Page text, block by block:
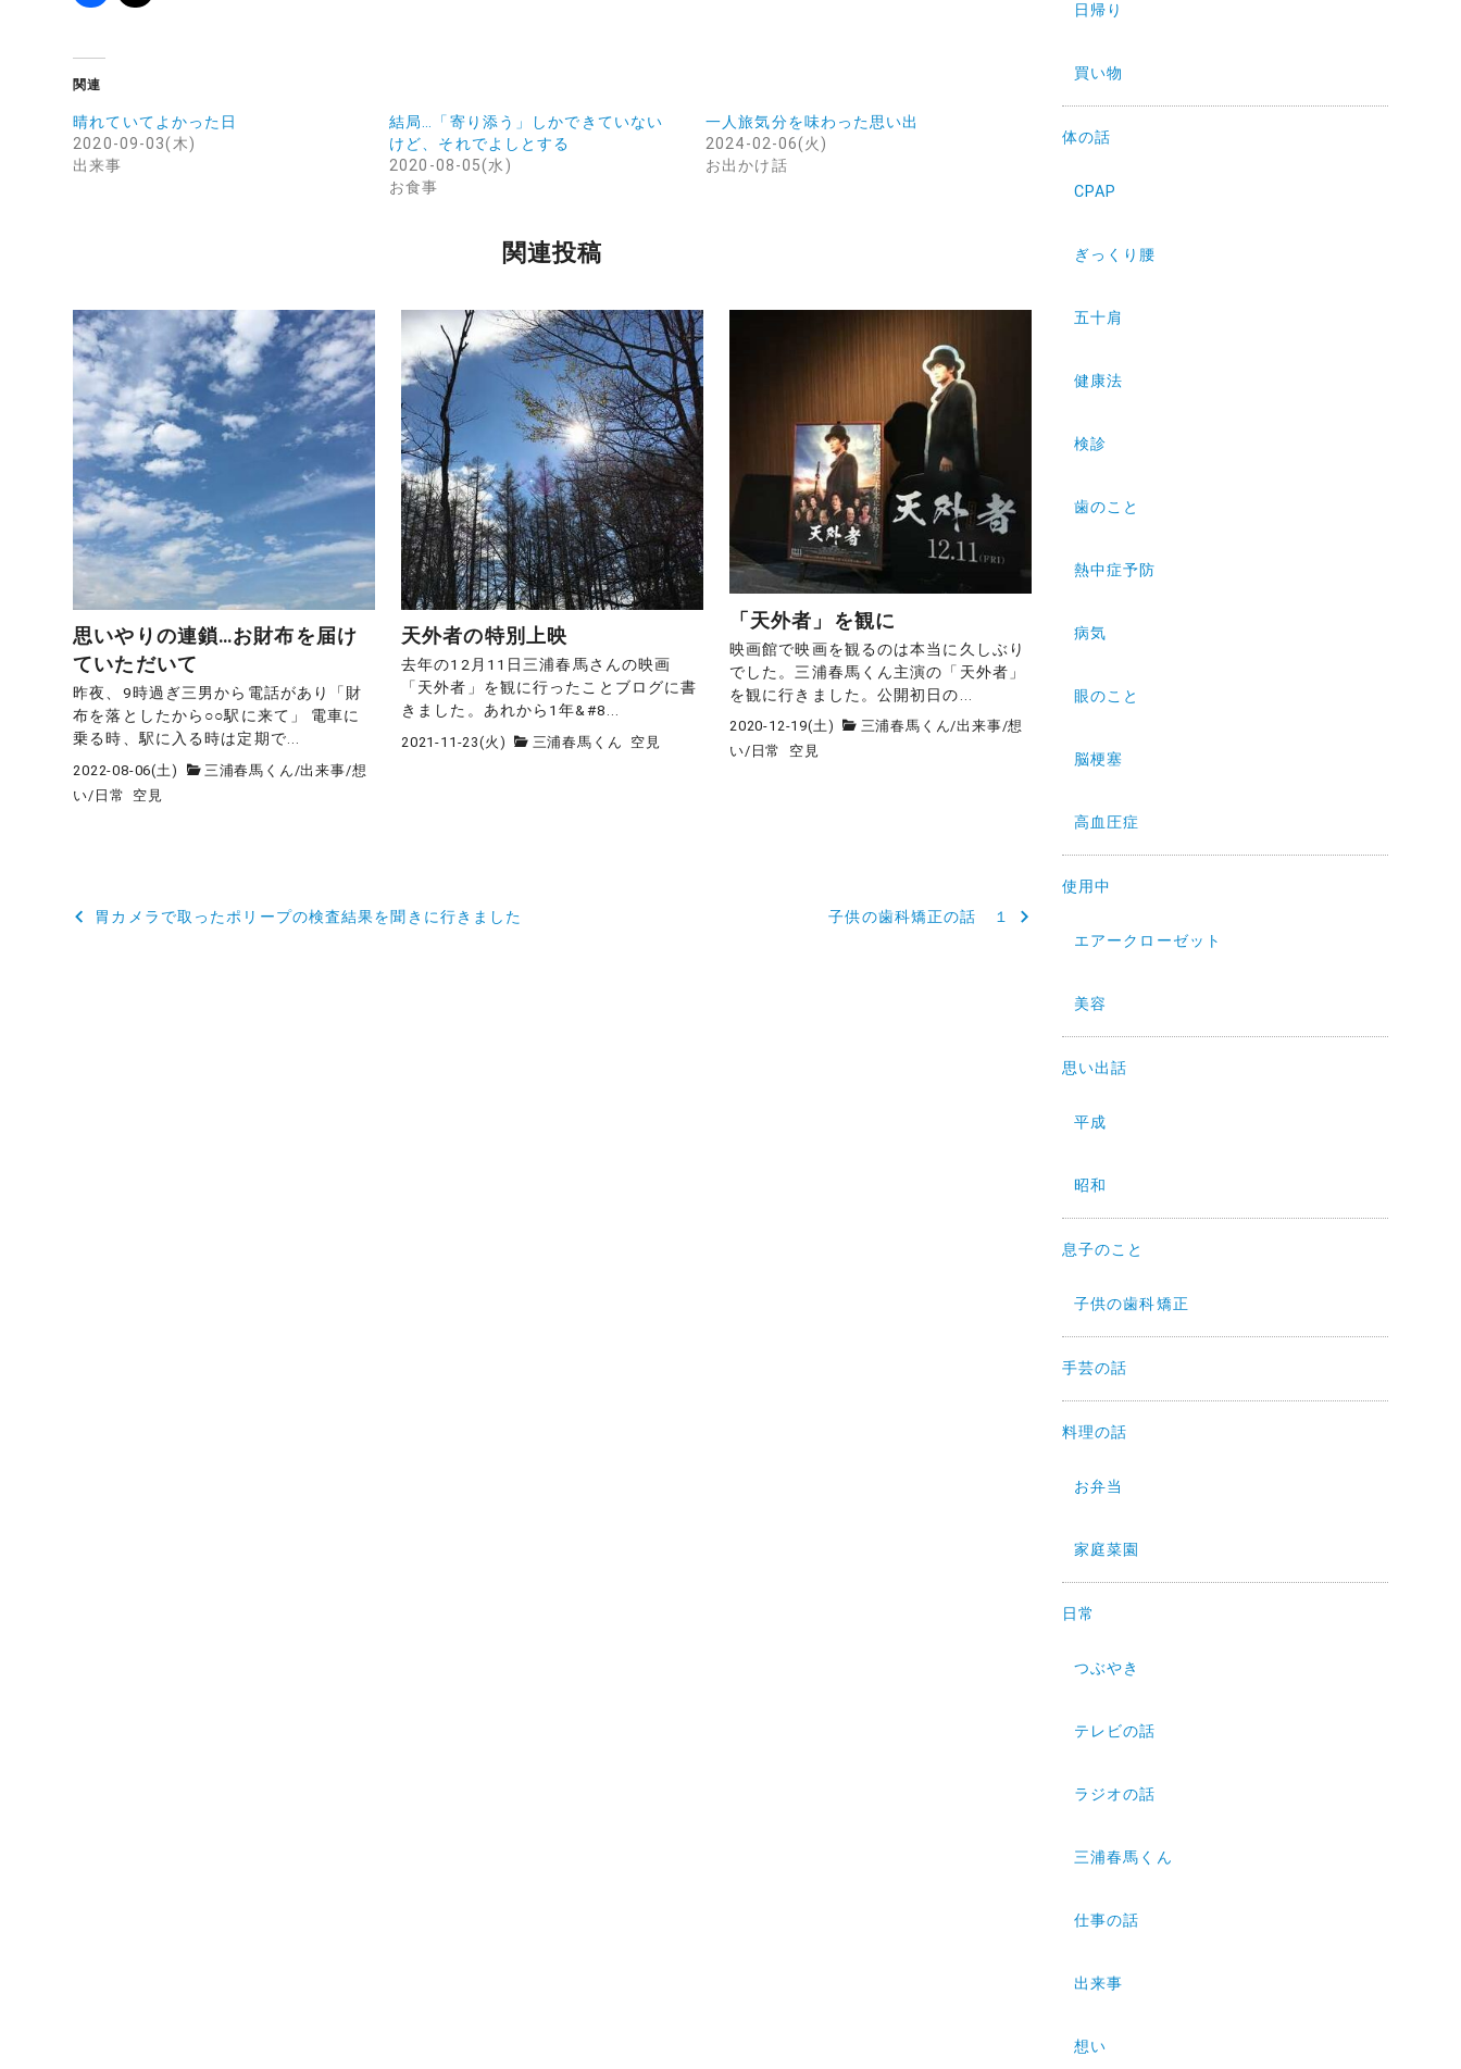
関連
晴れていてよかった日
2020-09-03(木)
出来事
結局…「寄り添う」しかできていない
けど、それでよしとする
2020-08-05(水)
お食事
一人旅気分を味わった思い出
2024-02-06(火)
お出かけ話
関連投稿
思いやりの連鎖…お財布を届け
ていただいて
昨夜、9時過ぎ三男から電話があり「財
布を落としたから○○駅に来て」 電車に
乗る時、駅に入る時は定期で...
2022-08-06(土) 三浦春馬くん /出来事/想
い/ 日常 空見
天外者の特別上映
去年の12月11日三浦春馬さんの映画
「天外者」を観に行ったことブログに書
きました。あれから1年&#8...
2021-11-23(火) 三浦春馬くん 空見
「天外者」を観に
映画館で映画を観るのは本当に久しぶり
でした。三浦春馬くん主演の「天外者」
を観に行きました。公開初日の...
2020-12-19(土) 三浦春馬くん/出来事/想
い/ 日常 空見
投
胃カメラで取ったポリープの検査結果を聞きに行きました 子供の歯科矯正の話 １
日帰り
買い物
体の話
CPAP
ぎっくり腰
五十肩
健康法
検診
歯のこと
熱中症予防
病気
眼のこと
脳梗塞
高血圧症
使用中
エアークローゼット
美容
思い出話
平成
昭和
息子のこと
子供の歯科矯正
手芸の話
料理の話
お弁当
家庭菜園
日常
つぶやき
テレビの話
ラジオの話
三浦春馬くん
仕事の話
出来事
想い